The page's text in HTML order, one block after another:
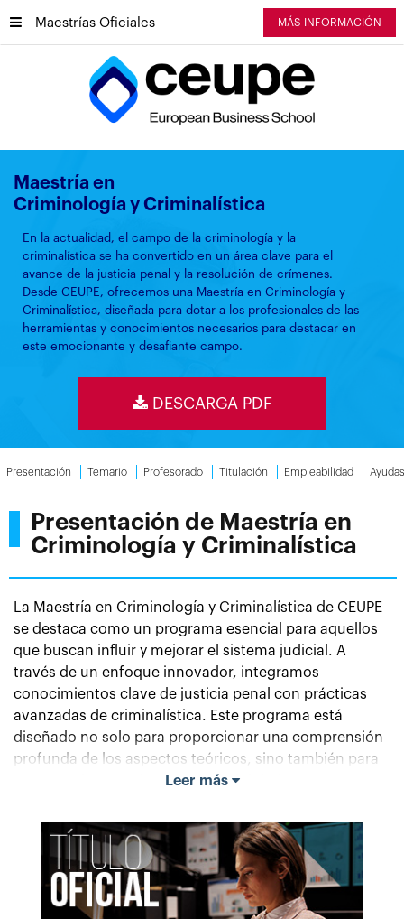
Maestrías Oficiales MÁS INFORMACIÓN
Maestría en
Criminología y Criminalística
En la actualidad, el campo de la criminología y la
criminalística se ha convertido en un área clave para el
avance de la justicia penal y la resolución de crímenes.
Desde CEUPE, ofrecemos una Maestría en Criminología y
Criminalística, diseñada para dotar a los profesionales de las
herramientas y conocimientos necesarios para destacar en
este emocionante y desafiante campo.
DESCARGA PDF
Presentación Temario Profesorado Titulación Empleabilidad Ayudas
Presentación de Maestría en
Criminología y Criminalística
La Maestría en Criminología y Criminalística de CEUPE
se destaca como un programa esencial para aquellos
que buscan influir y mejorar el sistema judicial. A
través de un enfoque innovador, integramos
conocimientos clave de justicia penal con prácticas
avanzadas de criminalística. Este programa está
diseñado no solo para proporcionar una comprensión
profunda de los aspectos teóricos, sino también para
equipar a los estudiantes con habilidades prácticas
en la justicia penal.
Nuestros estudiantes se sumergen en una experiencia
educativa que trasciende el aula, participando en
simulaciones realistas y proyectos de investigación
Leer más